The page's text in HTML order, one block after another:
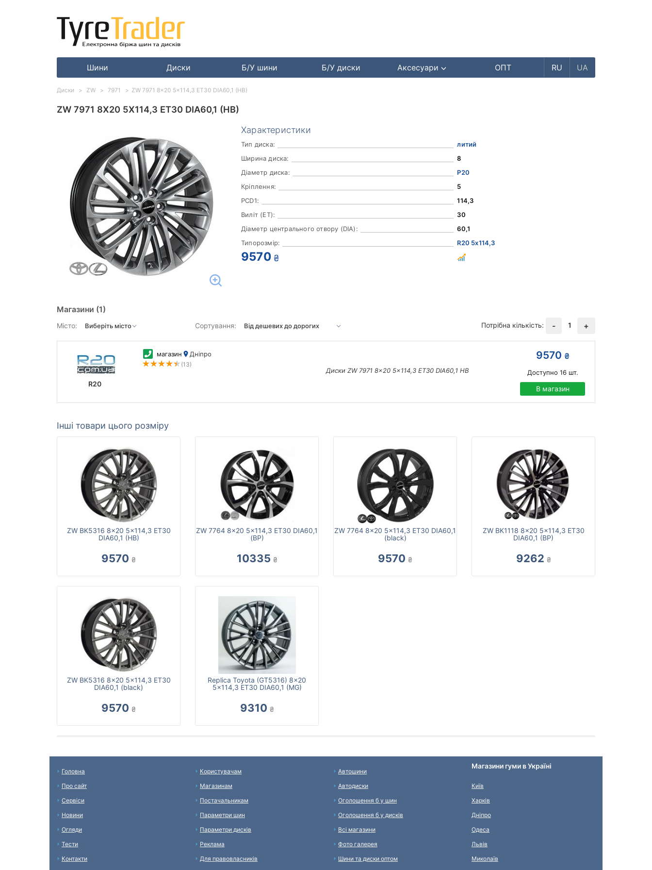
Шини Диски Б/У шини Б/У диски Аксесуари ОПТ RU UA
ZW 7971 8X20 5X114,3 ET30 DIA60,1 (HB)
Характеристики
Тип диска:
литий
Ширина диска:
8
Діаметр диска:
Р20
Кріплення:
5
PCD1:
114,3
Виліт (ET):
30
Діаметр центрального отвору (DIA):
60,1
Типорозмір:
R20 5x114,3
9570 ₴
Магазини (1)
Місто: Сортування: Потрібна кількість: - 1 +
R20
магазин Дніпро
(13)
Диски ZW 7971 8x20 5x114,3 ET30 DIA60,1 HB
9570 ₴
Доступно 16шт.
В магазин
Інші товари цього розміру
ZW BK5316 8x20 5x114,3 ET30
DIA60,1 (HB)
9570 ₴
ZW 7764 8x20 5x114,3 ET30 DIA60,1
(BP)
10335 ₴
ZW 7764 8x20 5x114,3 ET30 DIA60,1
(black)
9570 ₴
ZW BK1118 8x20 5x114,3 ET30
DIA60,1 (BP)
9262 ₴
ZW BK5316 8x20 5x114,3 ET30
DIA60,1 (black)
9570 ₴
Replica Toyota (GT5316) 8x20
5x114,3 ET30 DIA60,1 (MG)
9310 ₴
Диски ZW 7971 ZW 7971 8x20 5x114,3 ET30 DIA60,1 (HB)
Головна
Про сайт
Сервіси
Новини
Огляди
Тести
Контакти
Користувачам
Магазинам
Постачальникам
Параметри шин
Параметри дисків
Реклама
Для правовласників
Автошини
Автодиски
Оголошення б у шин
Оголошення б у дисків
Всі магазини
Фото галерея
Шини та диски оптом
Магазини гуми в Україні
Київ
Харків
Дніпро
Одеса
Львів
Миколаїв